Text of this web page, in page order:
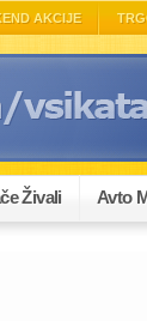
AKCIJE
Živali Avto